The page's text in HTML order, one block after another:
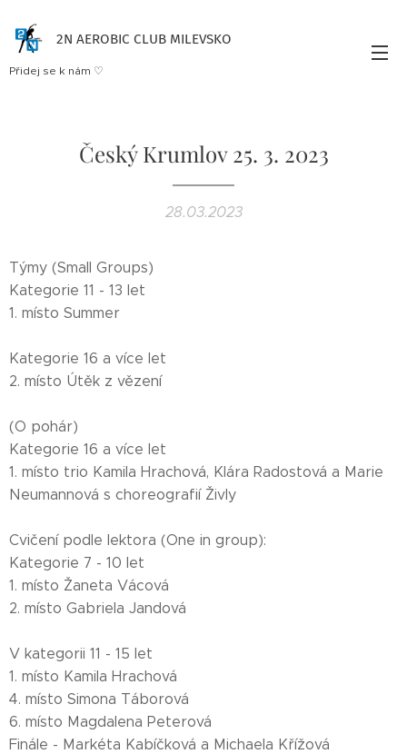
2N AEROBIC CLUB MILEVSKO
Přidej se k nám ♡
Český Krumlov 25. 3. 2023
28.03.2023
Týmy (Small Groups)
Kategorie 11 - 13 let
1. místo Summer
Kategorie 16 a více let
2. místo Útěk z vězení
(O pohár)
Kategorie 16 a více let
1. místo trio Kamila Hrachová, Klára Radostová a Marie
Neumannová s choreografií Živly
Cvičení podle lektora (One in group):
Kategorie 7 - 10 let
1. místo Žaneta Vácová
2. místo Gabriela Jandová
V kategorii 11 - 15 let
1. místo Kamila Hrachová
4. místo Simona Táborová
6. místo Magdalena Peterová
Finále - Markéta Kabíčková a Michaela Křížová